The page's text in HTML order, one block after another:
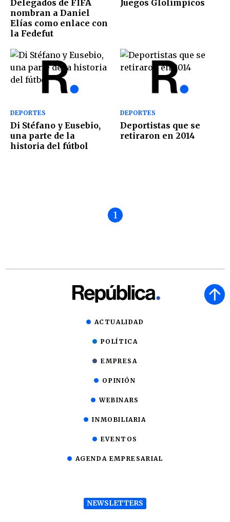
Delegados de FIFA
nombran a Daniel
Elías como enlace con
la Fedefut
Juegos Glolímpicos
DEPORTES
Di Stéfano y Eusebio,
una parte de la
historia del fútbol
DEPORTES
Deportistas que se
retiraron en 2014
1
ACTUALIDAD
POLÍTICA
EMPRESA
OPINIÓN
WEBINARS
INMOBILIARIA
EVENTOS
AGENDA EMPRESARIAL
NEWSLETTERS